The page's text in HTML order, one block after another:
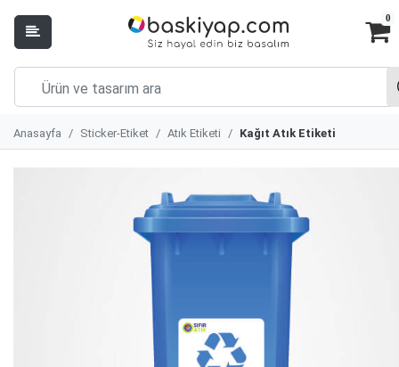
0
Anasayfa Sticker-Etiket Atık Etiketi Kağıt Atık Etiketi